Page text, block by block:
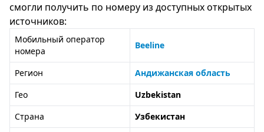
смогли получить по номеру из доступных открытых
источников:
Мобильный оператор
номера
Beeline
Регион
Андижанская область
Гео
Uzbekistan
Страна
Узбекистан